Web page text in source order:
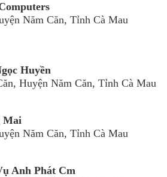
Năm Căn, Tỉnh Cà Mau
Huyền
Huyện Năm Căn, Tỉnh Cà Mau
Mai
Năm Căn, Tỉnh Cà Mau
Anh Phát Cm